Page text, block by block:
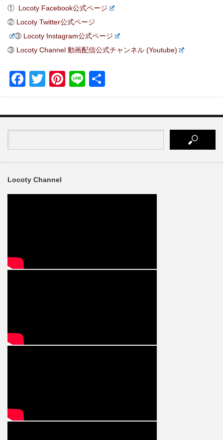
① Locoty Facebook公式ページ
② Locoty Twitter公式ページ
③ Locoty Instagram公式ページ
③ Locoty Channel 動画配信公式チャンネル (Youtube)
Facebook
TwitterPinterest
Line
有
Locoty Channel